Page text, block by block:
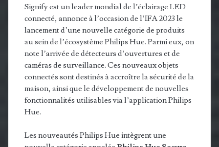
Signify est un leader mondial de l’éclairage LED
connecté, annonce à l’occasion de l’IFA 2023 le
lancement d’une nouvelle catégorie de produits
au sein de l’écosystème Philips Hue. Parmi eux, on
note l’arrivée de détecteurs d’ouvertures et de
caméras de surveillance. Ces nouveaux objets
connectés sont destinés à accroître la sécurité de la
maison, ainsi que le développement de nouvelles
fonctionnalités utilisables via l’application Philips
Hue.
Les nouveautés Philips Hue intègrent une